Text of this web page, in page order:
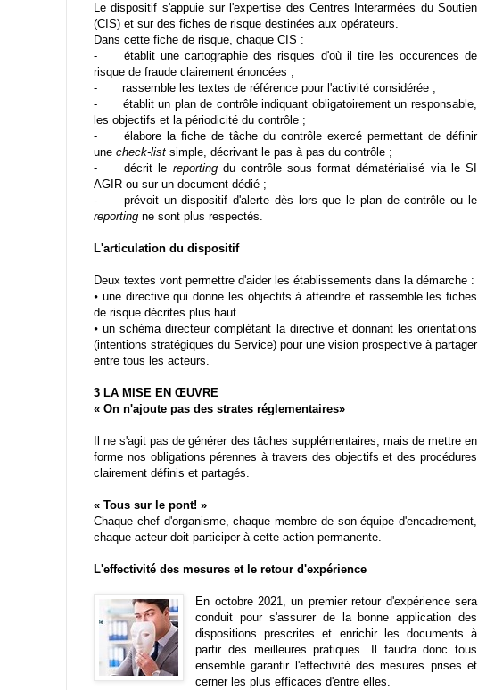
Le dispositif s'appuie sur l'expertise des Centres Interarmées du Soutien
(CIS) et sur des fiches de risque destinées aux opérateurs.
Dans cette fiche de risque, chaque CIS :
-
établit une cartographie des risques d'où il tire les occurences de
risque de fraude clairement énoncées ;
-
rassemble les textes de référence pour l'activité considérée ;
-
établit un plan de contrôle indiquant obligatoirement un responsable,
les objectifs et la périodicité du contrôle ;
-
élabore la fiche de tâche du contrôle exercé permettant de définir
une check-list simple, décrivant le pas à pas du contrôle ;
-
décrit le reportingdu contrôle sous format dématérialisé via le SI
AGIR ou sur un document dédié ;
-
prévoit un dispositif d'alerte dès lors que le plan de contrôle ou le
reporting ne sont plus respectés.
L'articulation du dispositif
Deux textes vont permettre d'aider les établissements dans la démarche :
⦁ une directive qui donne les objectifs à atteindre et rassemble les fiches
de risque décrites plus haut
⦁ un schéma directeur complétant la directive et donnant les orientations
(intentions stratégiques du Service) pour une vision prospective à partager
entre tous les acteurs.
3 LA MISE EN ŒUVRE
« On n'ajoute pas des strates réglementaires»
Il ne s'agit pas de générer des tâches supplémentaires, mais de mettre en
forme nos obligations pérennes à travers des objectifs et des procédures
clairement définis et partagés.
« Tous sur le pont! »
Chaque chef d'organisme, chaque membre de son équipe d'encadrement,
chaque acteur doit participer à cette action permanente.
L'effectivité des mesures et le retour d'expérience
En octobre 2021, un premier retour d'expérience sera
conduit pour s'assurer de la bonne application des
dispositions prescrites et enrichir les documents à
partir des meilleures pratiques. Il faudra donc tous
ensemble garantir l'effectivité des mesures prises et
cerner les plus efficaces d'entre elles.